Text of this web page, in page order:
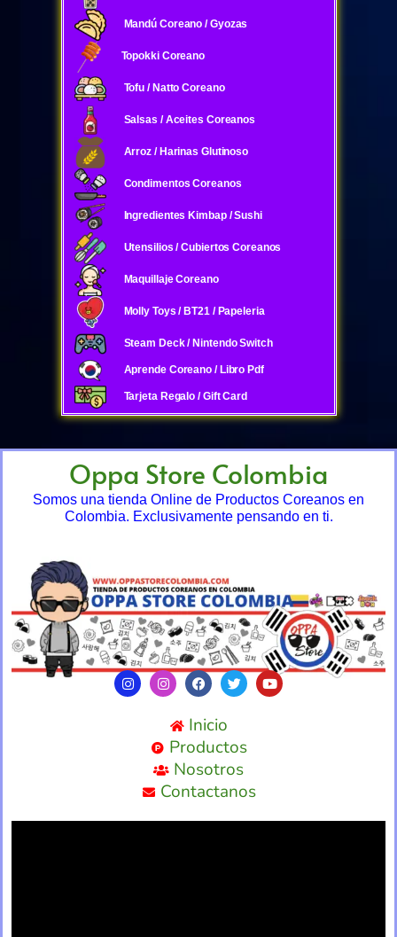
Mandú Coreano / Gyozas
Topokki Coreano
Tofu / Natto Coreano
Salsas / Aceites Coreanos
Arroz / Harinas Glutinoso
Condimentos Coreanos
Ingredientes Kimbap / Sushi
Utensilios / Cubiertos Coreanos
Maquillaje Coreano
Molly Toys / BT21 / Papeleria
Steam Deck / Nintendo Switch
Aprende Coreano / Libro Pdf
Tarjeta Regalo / Gift Card
Oppa Store Colombia
Somos una tienda Online de Productos Coreanos en
Colombia. Exclusivamente pensando en ti.
Inicio
Productos
Nosotros
Contactanos